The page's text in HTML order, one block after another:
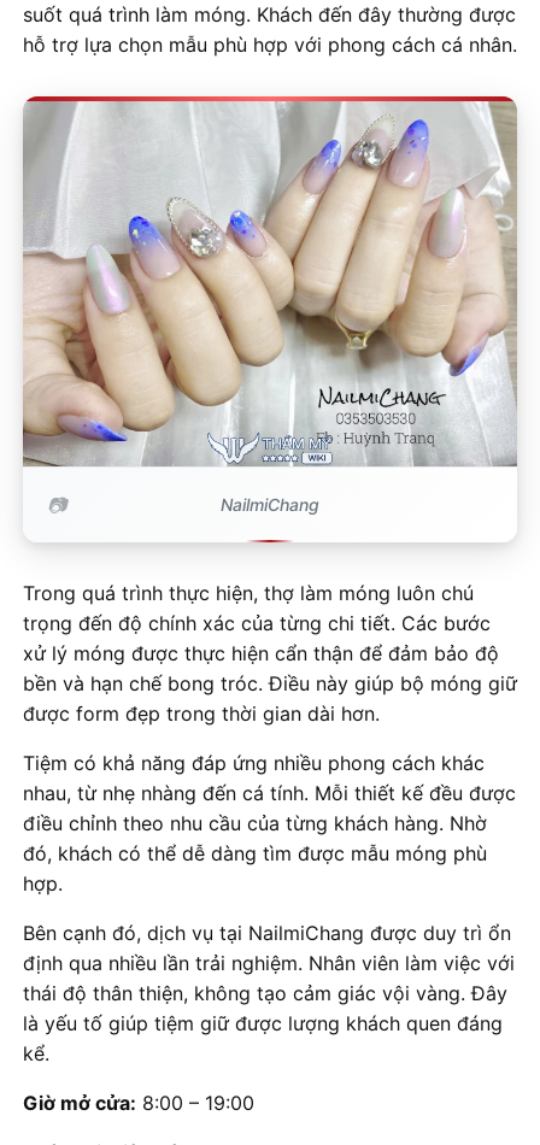
suốt quá trình làm móng. Khách đến đây thường được
hỗ trợ lựa chọn mẫu phù hợp với phong cách cá nhân.
NailmiChang
Trong quá trình thực hiện, thợ làm móng luôn chú
trọng đến độ chính xác của từng chi tiết. Các bước
xử lý móng được thực hiện cẩn thận để đảm bảo độ
bền và hạn chế bong tróc. Điều này giúp bộ móng giữ
được form đẹp trong thời gian dài hơn.
Tiệm có khả năng đáp ứng nhiều phong cách khác
nhau, từ nhẹ nhàng đến cá tính. Mỗi thiết kế đều được
điều chỉnh theo nhu cầu của từng khách hàng. Nhờ
đó, khách có thể dễ dàng tìm được mẫu móng phù
hợp.
Bên cạnh đó, dịch vụ tại NailmiChang được duy trì ổn
định qua nhiều lần trải nghiệm. Nhân viên làm việc với
thái độ thân thiện, không tạo cảm giác vội vàng. Đây
là yếu tố giúp tiệm giữ được lượng khách quen đáng
kể.
Giờ mở cửa: 8:00 – 19:00